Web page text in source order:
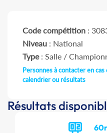
Code compétition :
Niveau : National
Type: Salle /
Personnes à contacter en
calendrier ou résultats
Résultats